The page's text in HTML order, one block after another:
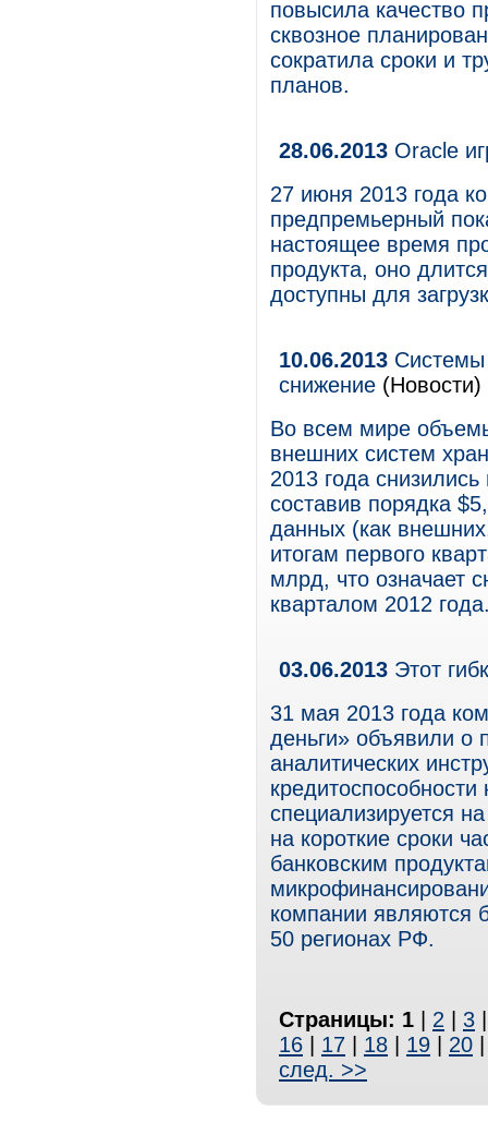
повысила качество
сквозное
сократила сроки и
планов.
28.06.2013 Oracle
27 июня 2013 года
предпремьерный
настоящее время
продукта, оно
доступны для
10.06.2013 Системы
снижение (Новости)
Во всем мире
внешних систем
2013 года
составив порядка
данных (как
итогам первого
млрд, что означает
кварталом 2012
03.06.2013 Этот
31 мая 2013 года
деньги» объявили о
аналитических
специализируется
на короткие сроки
банковским
компании являются
50 регионах РФ.
Страницы: 1 2 3
16
17 18 19 20
след. >>